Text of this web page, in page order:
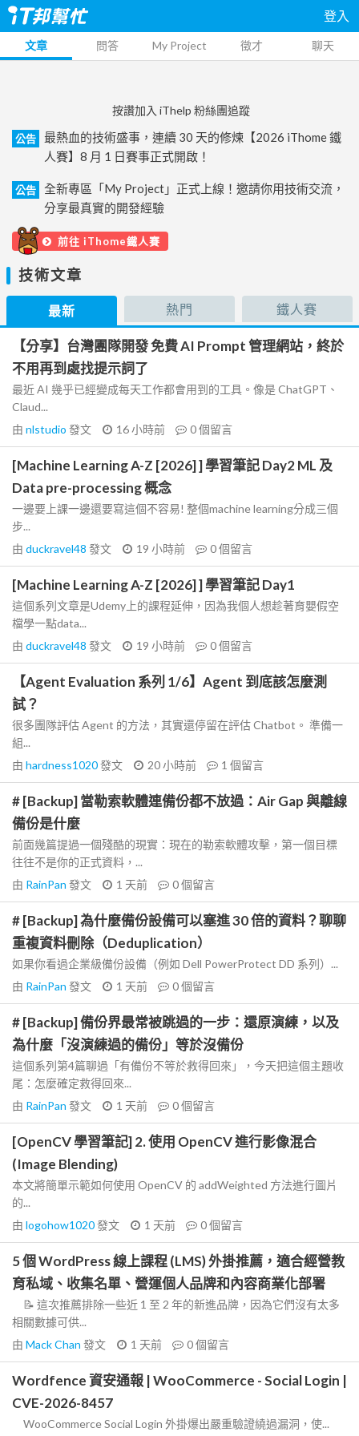
登入
文章 問答 My Project 徵才 聊天
按讚加入 iThelp 粉絲團追蹤
公告
最熱血的技術盛事，連續 30 天的修煉【2026 iThome 鐵
人賽】8 月 1 日賽事正式開啟！
公告
全新專區「My Project」正式上線！邀請你用技術交流，
分享最真實的開發經驗
前往 iThome鐵人賽
技術文章
最新 熱門 鐵人賽
【分享】台灣團隊開發 免費 AI Prompt 管理網站，終於
不用再到處找提示詞了
最近 AI 幾乎已經變成每天工作都會用到的工具。像是 ChatGPT、
Claud...
由 nlstudio 發文 16 小時前 0個留言
[Machine Learning A-Z [2026] ] 學習筆記 Day2 ML 及
Data pre-processing 概念
一邊要上課一邊還要寫這個不容易! 整個machine learning分成三個
步...
由 duckravel48 發文 19 小時前 0個留言
[Machine Learning A-Z [2026] ] 學習筆記 Day1
這個系列文章是Udemy上的課程延伸，因為我個人想趁著育嬰假空
檔學一點data...
由 duckravel48 發文 19 小時前 0個留言
【Agent Evaluation 系列 1/6】Agent 到底該怎麼測
試？
很多團隊評估 Agent 的方法，其實還停留在評估 Chatbot。 準備一
組...
由 hardness1020發文 20 小時前 1 個留言
# [Backup] 當勒索軟體連備份都不放過：Air Gap 與離線
備份是什麼
前面幾篇提過一個殘酷的現實：現在的勒索軟體攻擊，第一個目標
往往不是你的正式資料，...
由 RainPan 發文 1 天前 0個留言
# [Backup] 為什麼備份設備可以塞進 30 倍的資料？聊聊
重複資料刪除（Deduplication）
如果你看過企業級備份設備（例如 Dell PowerProtect DD 系列）...
由 RainPan 發文 1 天前 0個留言
# [Backup] 備份界最常被跳過的一步：還原演練，以及
為什麼「沒演練過的備份」等於沒備份
這個系列第4篇聊過「有備份不等於救得回來」，今天把這個主題收
尾：怎麼確定救得回來...
由 RainPan 發文 1 天前 0個留言
[OpenCV 學習筆記] 2. 使用 OpenCV 進行影像混合
(Image Blending)
本文將簡單示範如何使用 OpenCV 的 addWeighted 方法進行圖片
的...
由 logohow1020發文 1 天前 0個留言
5 個 WordPress 線上課程 (LMS) 外掛推薦，適合經營教
育私域、收集名單、營運個人品牌和內容商業化部署
📝 這次推薦排除一些近 1 至 2 年的新進品牌，因為它們沒有太多
相關數據可供...
由 Mack Chan 發文 1 天前 0個留言
Wordfence 資安通報 | WooCommerce - Social Login |
CVE-2026-8457
WooCommerce Social Login 外掛爆出嚴重驗證繞過漏洞，使...